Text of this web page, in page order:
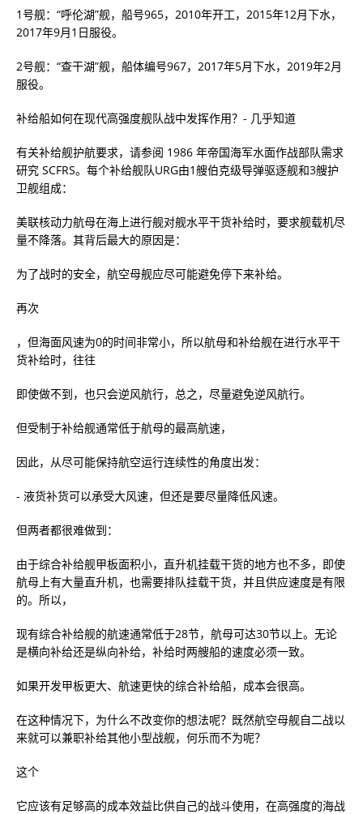
1号舰：“呼伦湖”舰，船号965，2010年开工，2015年12月下水，
2017年9月1日服役。
2号舰：“查干湖”舰，船体编号967，2017年5月下水，2019年2月
服役。
补给船如何在现代高强度舰队战中发挥作用？- 几乎知道
有关补给舰护航要求，请参阅 1986 年帝国海军水面作战部队需求
研究 SCFRS。每个补给舰队URG由1艘伯克级导弹驱逐舰和3艘护
卫舰组成：
美联核动力航母在海上进行舰对舰水平干货补给时，要求舰载机尽
量不降落。其背后最大的原因是：
为了战时的安全，航空母舰应尽可能避免停下来补给。
再次
，但海面风速为0的时间非常小，所以航母和补给舰在进行水平干
货补给时，往往
即使做不到，也只会逆风航行，总之，尽量避免逆风航行。
但受制于补给舰通常低于航母的最高航速，
因此，从尽可能保持航空运行连续性的角度出发：
- 液货补货可以承受大风速，但还是要尽量降低风速。
但两者都很难做到：
由于综合补给舰甲板面积小，直升机挂载干货的地方也不多，即使
航母上有大量直升机，也需要排队挂载干货，并且供应速度是有限
的。所以，
现有综合补给舰的航速通常低于28节，航母可达30节以上。无论
是横向补给还是纵向补给，补给时两艘船的速度必须一致。
如果开发甲板更大、航速更快的综合补给船，成本会很高。
在这种情况下，为什么不改变你的想法呢？既然航空母舰自二战以
来就可以兼职补给其他小型战舰，何乐而不为呢？
这个
它应该有足够高的成本效益比供自己的战斗使用，在高强度的海战